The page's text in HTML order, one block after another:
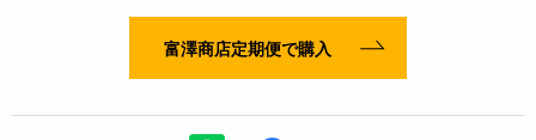
富澤商店定期便で購入